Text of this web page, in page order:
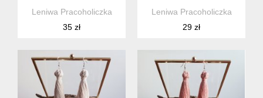
Leniwa Pracoholiczka
35 zł
Leniwa Pracoholiczka
29 zł